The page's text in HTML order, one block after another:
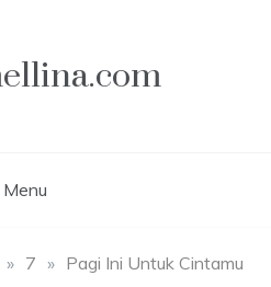
Menu
» 7 » Pagi Ini Untuk Cintamu